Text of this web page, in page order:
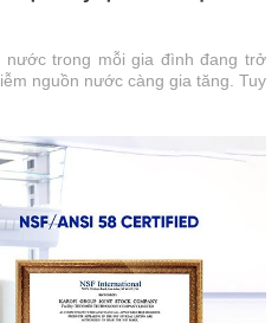
trong mỗi gia đình đang trở
nguồn nước càng gia tăng. Tuy